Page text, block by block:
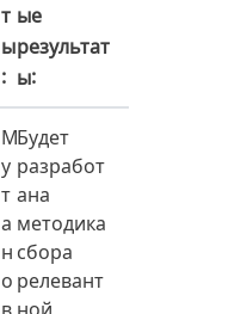
т
ы
ые
результат
ы
М
у
т
а
н
о
в
Будет
разработ
ана
методика
сбора
релевант
ной